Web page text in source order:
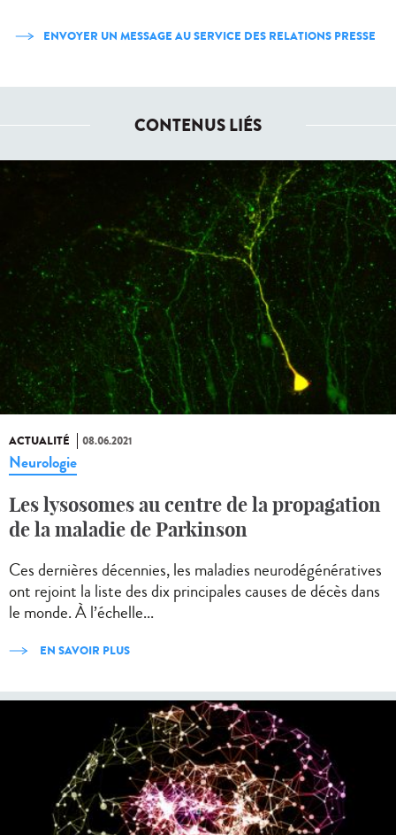
ENVOYER UN MESSAGE AU SERVICE DES RELATIONS PRESSE
CONTENUS LIÉS
ACTUALITÉ 08.06.2021
Neurologie
Les lysosomes au centre de la propagation
de la maladie de Parkinson
Ces dernières décennies, les maladies neurodégénératives
ont rejoint la liste des dix principales causes de décès dans
le monde. À l’échelle...
EN SAVOIR PLUS